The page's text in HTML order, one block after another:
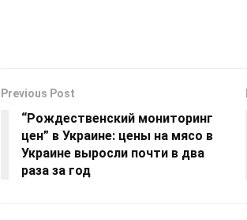
Previous Post
“Рождественский мониторинг
цен” в Украине: цены на мясо в
Украине выросли почти в два
раза за год